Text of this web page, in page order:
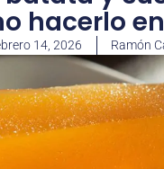
hacerlo
14, 2026 Ramón